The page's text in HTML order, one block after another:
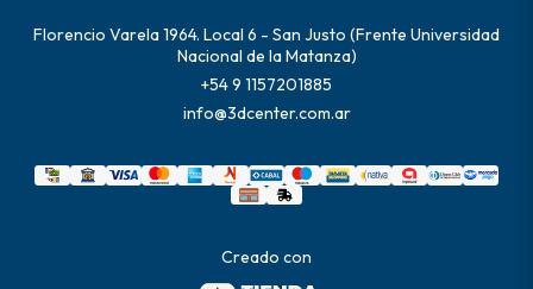
Florencio Varela 1964. Local 6 - San Justo (Frente Universidad
Nacional de la Matanza)
+54 9 1157201885
info@3dcenter.com.ar
Creado con